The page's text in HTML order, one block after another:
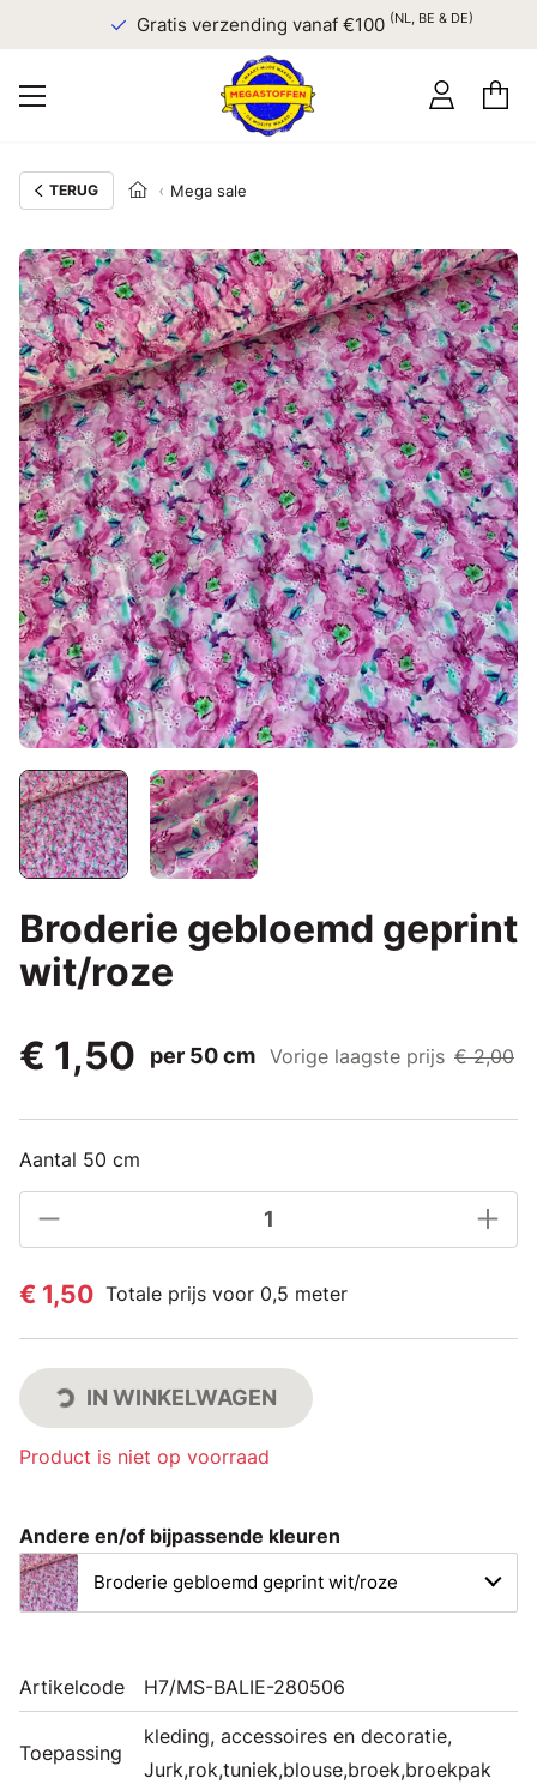
Gratis verzending vanaf €100(NL, BE & DE)
TERUG Mega sale
Broderie gebloemd geprint
wit/roze
€ 1,50
per 50 cm Vorige laagste prijs € 2,00
Aantal 50 cm
€ 1,50 Totale prijs voor 0,5 meter
IN WINKELWAGEN
Product is niet op voorraad
Andere en/of bijpassende kleuren
Broderie gebloemd geprint wit/roze
Artikelcode H7/MS-BALIE-280506
Toepassing
kleding, accessoires en decoratie,
Jurk,rok,tuniek,blouse,broek,broekpak